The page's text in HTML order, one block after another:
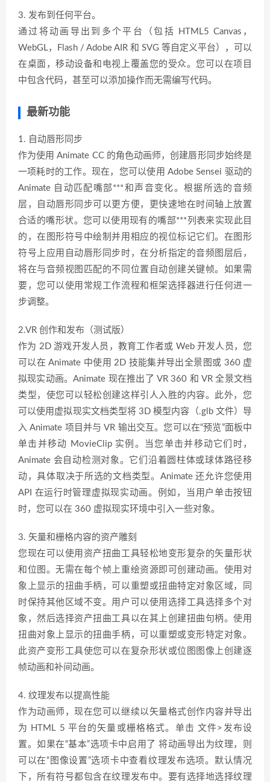
3. 发布到任何平台。
通过将动画导出到多个平台（包括 HTML5 Canvas，
WebGL，Flash / Adobe AIR 和 SVG 等自定义平台），可以
在桌面，移动设备和电视上覆盖您的受众。您可以在项目
中包含代码，甚至可以添加操作而无需编写代码。
最新功能
1. 自动唇形同步
作为使用 Animate CC 的角色动画师，创建唇形同步始终是
一项耗时的工作。现在，您可以使用 Adobe Sensei 驱动的
Animate 自动匹配嘴部***和声音变化。根据所选的音频
层，自动唇形同步可以更方便，更快速地在时间轴上放置
合适的嘴形状。您可以使用现有的嘴部***列表来实现此目
的，在图形符号中绘制并用相应的视位标记它们。在图形
符号上应用自动唇形同步时，在分析指定的音频图层后，
将在与音频视图匹配的不同位置自动创建关键帧。如果需
要，您可以使用常规工作流程和框架选择器进行任何进一
步调整。
2.VR 创作和发布（测试版）
作为 2D 游戏开发人员，教育工作者或 Web 开发人员，您
可以在 Animate 中使用 2D 技能集并导出全景图或 360 虚
拟现实动画。Animate 现在推出了 VR 360 和 VR 全景文档
类型，使您可以轻松创建这样引人入胜的内容。此外，您
可以使用虚拟现实文档类型将 3D 模型内容（.glb 文件）导
入 Animate 项目并与 VR 输出交互。您可以在“预览”面板中
单击并移动 MovieClip 实例。当您单击并移动它们时，
Animate 会自动检测对象。它们沿着圆柱体或球体路径移
动，具体取决于所选的文档类型。Animate 还允许您使用
API 在运行时管理虚拟现实动画。例如，当用户单击按钮
时，您可以在 360 虚拟现实环境中引入一些对象。
3. 矢量和栅格内容的资产雕刻
您现在可以使用资产扭曲工具轻松地变形复杂的矢量形状
和位图。无需在每个帧上重绘资源即可创建动画。使用对
象上显示的扭曲手柄，可以重塑或扭曲特定对象区域，同
时保持其他区域不变。用户可以使用选择工具选择多个对
象，然后选择资产扭曲工具以在其上创建扭曲句柄。使用
扭曲对象上显示的扭曲手柄，可以重塑或变形特定对象。
此资产变形工具使您可以在复杂形状或位图图像上创建逐
帧动画和补间动画。
4. 纹理发布以提高性能
作为动画师，现在您可以继续以矢量格式创作内容并导出
为 HTML 5 平台的矢量或栅格格式。单击 文件>发布设
置。如果在“基本”选项卡中启用了 将动画导出为纹理，则
可以在“图像设置”选项卡中查看纹理发布选项。默认情况
下，所有符号都包含在纹理发布中。要有选择地选择纹理